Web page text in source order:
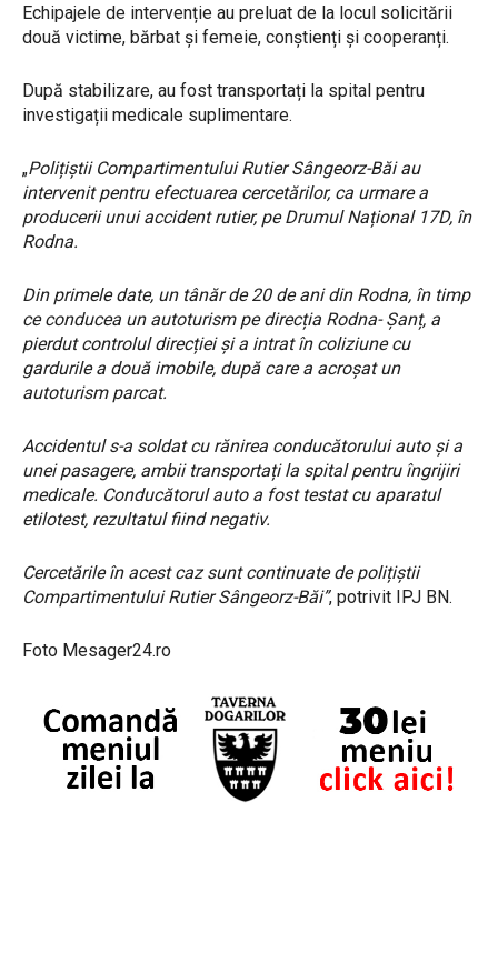
Echipajele de intervenție au preluat de la locul solicitării
două victime, bărbat și femeie, conștienți și cooperanți.
După stabilizare, au fost transportați la spital pentru
investigații medicale suplimentare.
„Polițiștii Compartimentului Rutier Sângeorz-Băi au
intervenit pentru efectuarea cercetărilor, ca urmare a
producerii unui accident rutier, pe Drumul Național 17D, în
Rodna.
Din primele date, un tânăr de 20 de ani din Rodna, în timp
ce conducea un autoturism pe direcția Rodna- Șanț, a
pierdut controlul direcției și a intrat în coliziune cu
gardurile a două imobile, după care a acroșat un
autoturism parcat.
Accidentul s-a soldat cu rănirea conducătorului auto și a
unei pasagere, ambii transportați la spital pentru îngrijiri
medicale. Conducătorul auto a fost testat cu aparatul
etilotest, rezultatul fiind negativ.
Cercetările în acest caz sunt continuate de polițiștii
Compartimentului Rutier Sângeorz-Băi”, potrivit IPJ BN.
Foto Mesager24.ro